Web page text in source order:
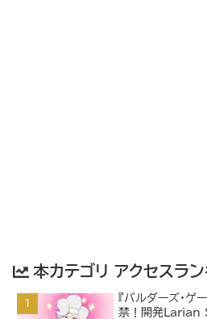
本カテゴリ アクセスラ
『バルダーズ・ゲ
禁！開発Larian